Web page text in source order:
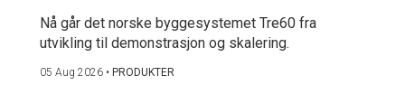
Nå går det norske byggesystemet Tre60 fra
utvikling til demonstrasjon og skalering.
05 Aug 2026 • PRODUKTER